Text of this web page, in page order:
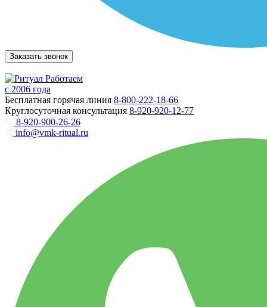
Заказать звонок
Работаем
с 2006 года
Бесплатная горячая линия 8-800-222-18-66
Круглосуточная консультация 8-920-920-12-77
8-920-900-26-26
info@vmk-ritual.ru